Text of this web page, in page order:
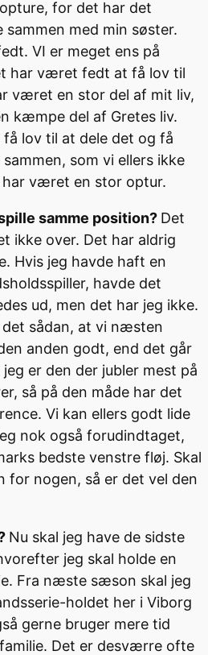
for det har det
med min søster.
VI er meget ens på
har været fedt at få lov til
været en stor del af mit liv,
kæmpe del af Gretes liv.
lov til at dele det og få
som vi ellers ikke
har været en stor optur.
samme position? Det
ikke over. Det har aldrig
Hvis jeg havde haft en
havde det
ud, men det har jeg ikke.
sådan, at vi næsten
anden godt, end det går
er den der jubler mest på
så på den måde har det
Vi kan ellers godt lide
nok også forudindtaget,
bedste venstre fløj. Skal
for nogen, så er det vel den
Nu skal jeg have de sidste
jeg skal holde en
Fra næste sæson skal jeg
holdet her i Viborg
gerne bruger mere tid
Det er desværre ofte